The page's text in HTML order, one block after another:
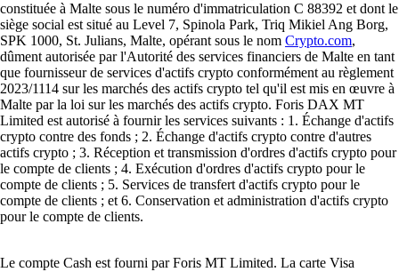
constituée à Malte sous le numéro d'immatriculation C 88392 et dont le
siège social est situé au Level 7, Spinola Park, Triq Mikiel Ang Borg,
SPK 1000, St. Julians, Malte, opérant sous le nom Crypto.com,
dûment autorisée par l'Autorité des services financiers de Malte en tant
que fournisseur de services d'actifs crypto conformément au règlement
2023/1114 sur les marchés des actifs crypto tel qu'il est mis en œuvre à
Malte par la loi sur les marchés des actifs crypto. Foris DAX MT
Limited est autorisé à fournir les services suivants : 1. Échange d'actifs
crypto contre des fonds ; 2. Échange d'actifs crypto contre d'autres
actifs crypto ; 3. Réception et transmission d'ordres d'actifs crypto pour
le compte de clients ; 4. Exécution d'ordres d'actifs crypto pour le
compte de clients ; 5. Services de transfert d'actifs crypto pour le
compte de clients ; et 6. Conservation et administration d'actifs crypto
pour le compte de clients.
Le compte Cash est fourni par Foris MT Limited. La carte Visa